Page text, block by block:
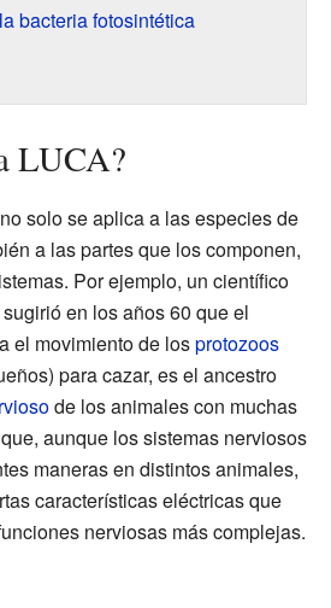
bacteria fotosintética
LUCA?
solo se aplica a las especies de
a las partes que los componen,
Por ejemplo, un científico
en los años 60 que el
el movimiento de losprotozoos
para cazar, es el ancestro
de los animales con muchas
aunque los sistemas nerviosos
maneras en distintos animales,
características eléctricas que
nerviosas más complejas.